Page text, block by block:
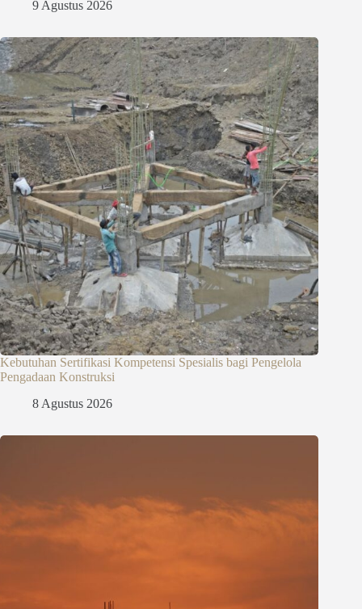
9 Agustus 2026
Kebutuhan Sertifikasi Kompetensi Spesialis bagi Pengelola
Pengadaan Konstruksi
8 Agustus 2026